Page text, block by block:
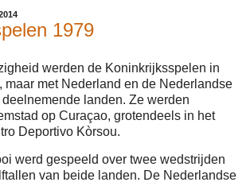
1979
werden de Koninkrijksspelen in
maar met Nederland en de Nederlandse
landen. Ze werden
op Curaçao, grotendeels in het
Deportivo Kòrsou.
werd gespeeld over twee wedstrijden
van beide landen. De Nederlandse